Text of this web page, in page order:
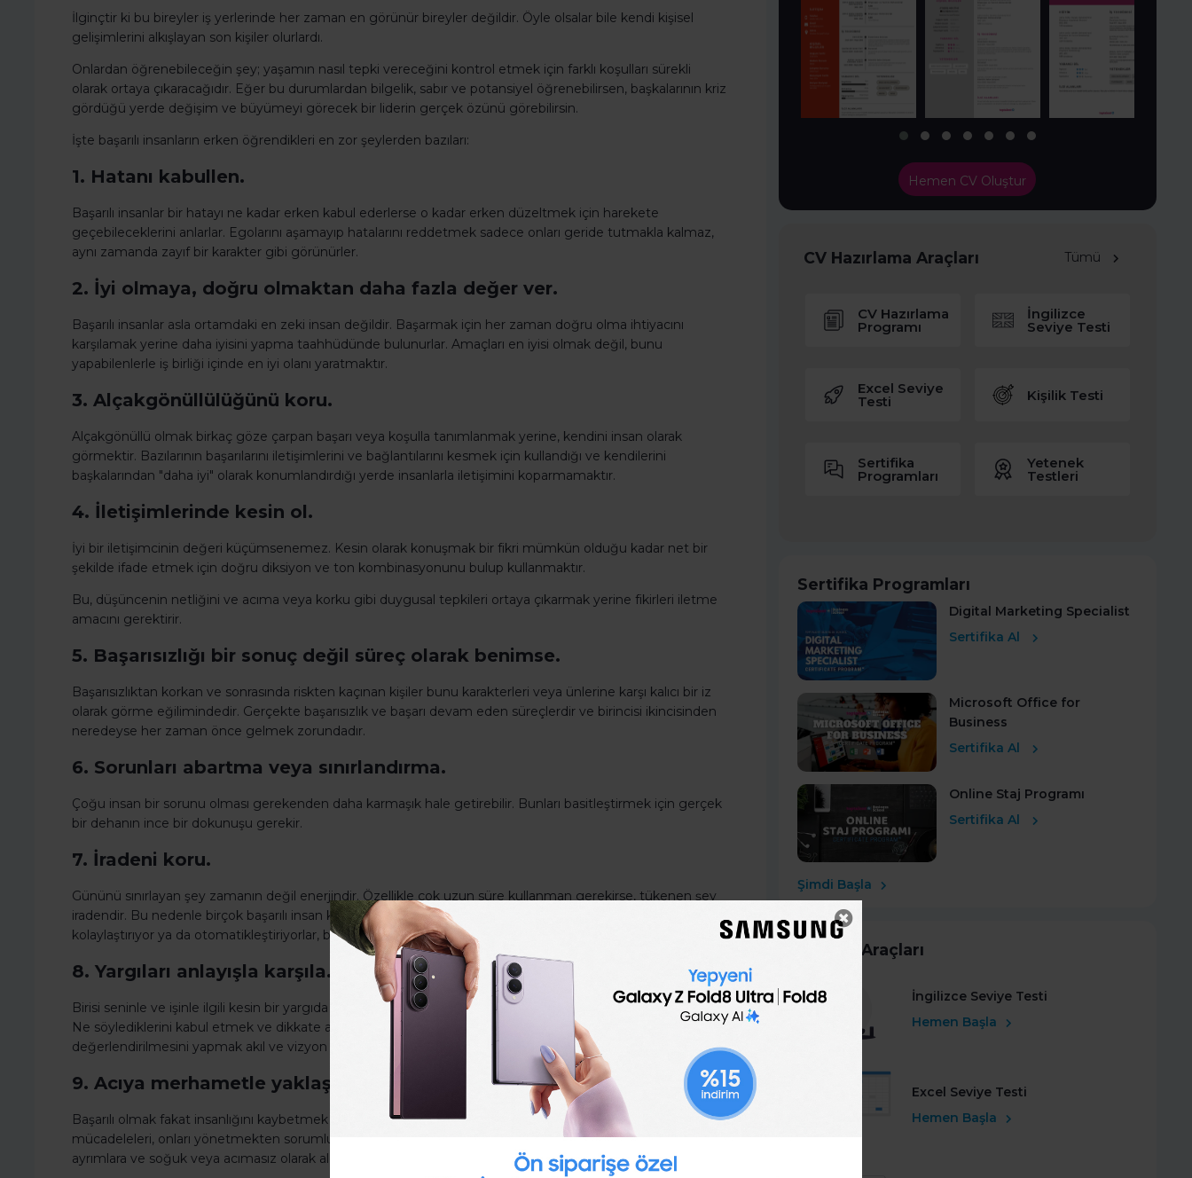
İlginçtir ki bu bireyler iş yerlerinde her zaman en görünür bireyler değildir. Öyle olsalar bile kendi kişisel
gelişimlerini alkışlayan son kişiler olurlardı.
Onlardan öğrenebileceğin şey; yaşamın nasıl tepki vereceğini kontrol etmek için farklı koşulları sürekli
olarak ortaya çıkaracağıdır. Eğer bu durumlardan bilgelik, sabır ve potansiyel öğrenebilirsen, başkalarının kriz
gördüğü yerde değişim ve büyümeyi görecek bir liderin gerçek özünü görebilirsin.
İşte başarılı insanların erken öğrendikleri en zor şeylerden bazıları:
1. Hatanı kabullen.
Başarılı insanlar bir hatayı ne kadar erken kabul ederlerse o kadar erken düzeltmek için harekete
geçebileceklerini anlarlar. Egolarını aşamayıp hatalarını reddetmek sadece onları geride tutmakla kalmaz,
aynı zamanda zayıf bir karakter gibi görünürler.
2. İyi olmaya, doğru olmaktan daha fazla değer ver.
Başarılı insanlar asla ortamdaki en zeki insan değildir. Başarmak için her zaman doğru olma ihtiyacını
karşılamak yerine daha iyisini yapma taahhüdünde bulunurlar. Amaçları en iyisi olmak değil, bunu
yapabilenlerle iş birliği içinde en iyi olanı yaratmaktır.
3. Alçakgönüllülüğünü koru.
Alçakgönüllü olmak birkaç göze çarpan başarı veya koşulla tanımlanmak yerine, kendini insan olarak
görmektir. Bazılarının başarılarını iletişimlerini ve bağlantılarını kesmek için kullandığı ve kendilerini
başkalarından "daha iyi" olarak konumlandırdığı yerde insanlarla iletişimini koparmamaktır.
4. İletişimlerinde kesin ol.
İyi bir iletişimcinin değeri küçümsenemez. Kesin olarak konuşmak bir fikri mümkün olduğu kadar net bir
şekilde ifade etmek için doğru diksiyon ve ton kombinasyonunu bulup kullanmaktır.
Bu, düşüncenin netliğini ve acıma veya korku gibi duygusal tepkileri ortaya çıkarmak yerine fikirleri iletme
amacını gerektirir.
5. Başarısızlığı bir sonuç değil süreç olarak benimse.
Başarısızlıktan korkan ve sonrasında riskten kaçınan kişiler bunu karakterleri veya ünlerine karşı kalıcı bir iz
olarak görme eğilimindedir. Gerçekte başarısızlık ve başarı devam eden süreçlerdir ve birincisi ikincisinden
neredeyse her zaman önce gelmek zorundadır.
6. Sorunları abartma veya sınırlandırma.
Çoğu insan bir sorunu olması gerekenden daha karmaşık hale getirebilir. Bunları basitleştirmek için gerçek
bir dehanın ince bir dokunuşu gerekir.
7. İradeni koru.
Gününü sınırlayan şey zamanın değil enerjindir. Özellikle çok uzun süre kullanman gerekirse, tükenen şey
iradendir. Bu nedenle birçok başarılı insan kıyafet veya yemek hazırlığı gibi günlük karar aldıkları şeyleri
kolaylaştırıyor ya da otomatikleştiriyorlar, böylece gerçekten önemli konularda odaklarını koruyabiliyorlar.
8. Yargıları anlayışla karşıla.
Birisi seninle ve işinle ilgili kesin bir yargıda bulunduğunda veya aşağıladığında savunma yapmak kolaydır.
Ne söylediklerini kabul etmek ve dikkate alınma veya potansiyel olarak bir öğrenme aracı olarak kullanılma
değerlendirilmesini yapmak akıl ve vizyon gerektirir.
9. Acıya merhametle yaklaş.
Başarılı olmak fakat insanlığını kaybetmek gerçekten "başarı" değildir. İnsanlar sayılar haline geldiğinde ve
mücadeleleri, onları yönetmekten sorumlu olanların gözünde istatistik haline geldiğinde insanlar arasında
ayrımlara ve soğuk veya acımasız olarak algılanmaya sebep olur.
Hemen CV Oluştur
CV Hazırlama Araçları Tümü
CV Hazırlama
Programı
İngilizce
Seviye Testi
Excel Seviye
Testi Kişilik Testi
Sertifika
Programları
Yetenek
Testleri
Sertifika Programları
Digital Marketing Specialist
Sertifika Al
Microsoft Office for
Business
Sertifika Al
Online Staj Programı
Sertifika Al
Şimdi Başla
Kariyer Araçları
İngilizce Seviye Testi
Hemen Başla
Excel Seviye Testi
Hemen Başla